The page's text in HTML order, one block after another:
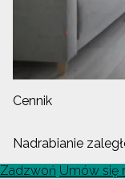
Cennik
Nadrabianie
Zadzwoń Umów się